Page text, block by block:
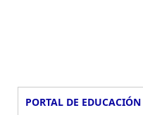
PORTAL DE EDUCACIÓN